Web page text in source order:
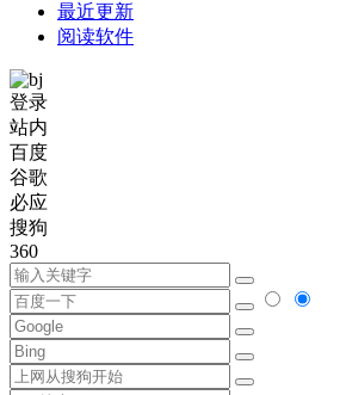
最近更新
阅读软件
登录
站内
百度
谷歌
必应
搜狗
360